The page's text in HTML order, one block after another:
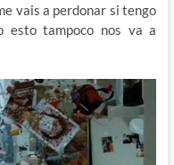
vais a perdonar si tengo
esto tampoco nos va a